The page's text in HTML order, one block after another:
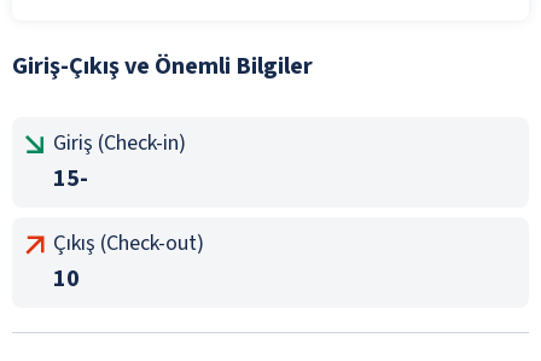
Giriş-Çıkış ve Önemli Bilgiler
Giriş (Check-in)
15-
Çıkış (Check-out)
10